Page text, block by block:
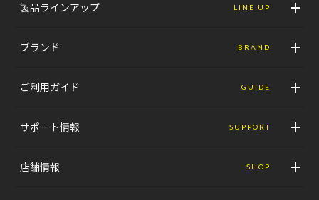
製品ラインアップ LINE UP
ブランド BRAND
ご利用ガイド GUIDE
サポート情報 SUPPORT
店舗情報 SHOP